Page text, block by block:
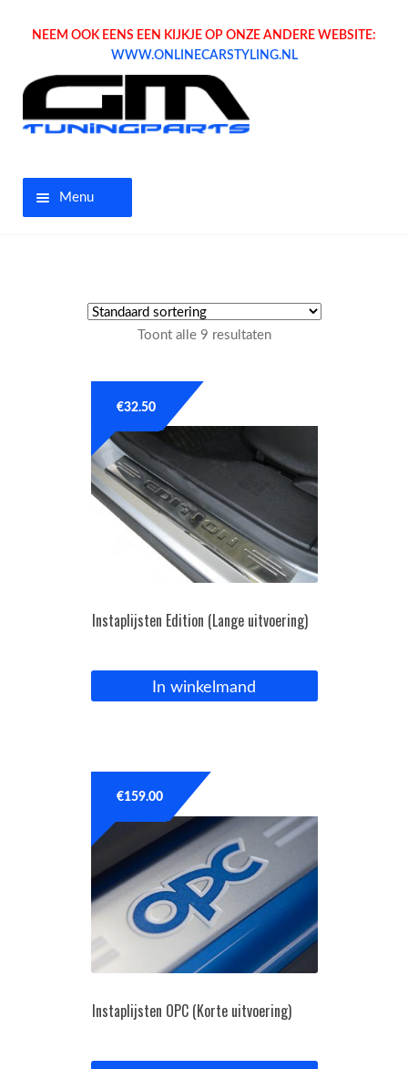
NEEM OOK EENS EEN KIJKJE OP ONZE ANDERE WEBSITE:
WWW.ONLINECARSTYLING.NL
Menu
Tuning parts
OPC Line
Bedrijfswagen parts
Inloggen / Registreren
Toont alle 9 resultaten
Instaplijsten Edition (Lange uitvoering)
€32.50
In winkelmand
Instaplijsten OPC (Korte uitvoering)
€159.00